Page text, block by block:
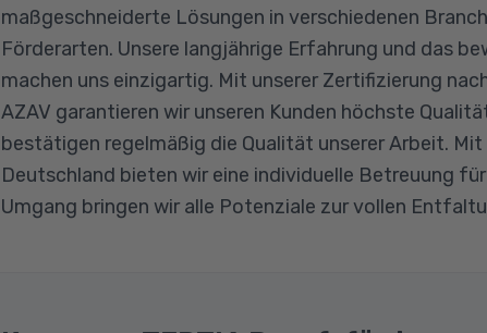
maßgeschneiderte Lösungen in verschiedenen
Förderarten. Unsere langjährige Erfahrung und das
machen uns einzigartig. Mit unserer Zertifizierung
AZAV garantieren wir unseren Kunden höchste
bestätigen regelmäßig die Qualität unserer Arbeit.
Deutschland bieten wir eine individuelle Betreuung
Umgang bringen wir alle Potenziale zur vollen